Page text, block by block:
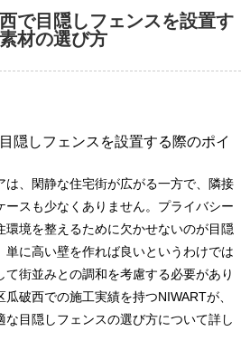
で目隠しフェンスを設置す
材の選び方
隠しフェンスを設置する際のポイ
は、閑静な住宅街が広がる一方で、隣接
ースも少なくありません。プライバシー
環境を整えるために欠かせないのが目隠
単に高い壁を作れば良いというわけでは
て街並みとの調和を考慮する必要があり
破西での施工実績を持つNIWARTが、
目隠しフェンスの選び方について詳し